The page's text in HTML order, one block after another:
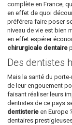
complète en France,
en effet de quoi
préférera faire poser
niveau de vie est bien
en effet espérer
chirurgicale dentaire
Des dentistes
Mais la santé du porte-
de leur engouement
faisant réaliser leurs
dentistes de ce pays
dentisterie en Europe
dentaires